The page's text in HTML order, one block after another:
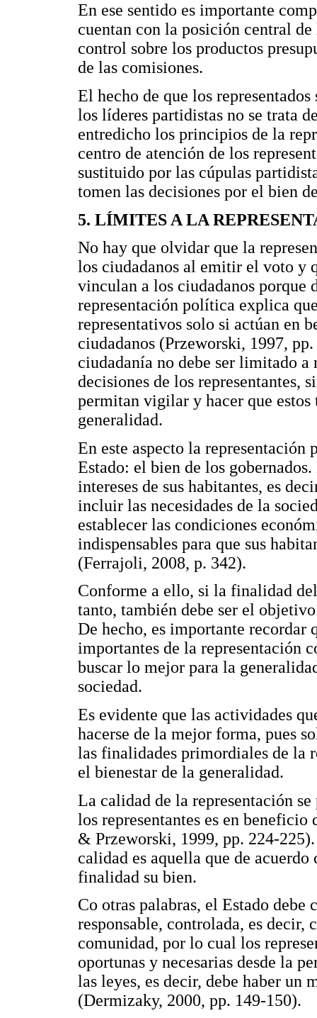
En ese sentido es importante
cuentan con la posición central
control sobre los productos
de las comisiones.
El hecho de que los
los líderes partidistas no se trata
entredicho los principios de la
centro de atención de los
sustituido por las cúpulas
tomen las decisiones por el bien
5. LÍMITES A LA
No hay que olvidar que la
los ciudadanos al emitir el voto y
vinculan a los ciudadanos
representación política explica
representativos solo si actúan en
ciudadanos (Przeworski, 1997,
ciudadanía no debe ser limitado a
decisiones de los representantes,
permitan vigilar y hacer que estos
generalidad.
En este aspecto la
Estado: el bien de los
intereses de sus habitantes, es
incluir las necesidades de la
establecer las condiciones
indispensables para que sus
(Ferrajoli, 2008, p. 342).
Conforme a ello, si la finalidad
tanto, también debe ser el
De hecho, es importante recordar
importantes de la representación
buscar lo mejor para la
sociedad.
Es evidente que las actividades
hacerse de la mejor forma, pues
las finalidades primordiales de la
el bienestar de la generalidad.
La calidad de la representación
los representantes es en
& Przeworski, 1999, pp. 224-
calidad es aquella que de
finalidad su bien.
Co otras palabras, el Estado
responsable, controlada, es decir,
comunidad, por lo cual los
oportunas y necesarias desde la
las leyes, es decir, debe haber un
(Dermizaky, 2000, pp. 149-150).